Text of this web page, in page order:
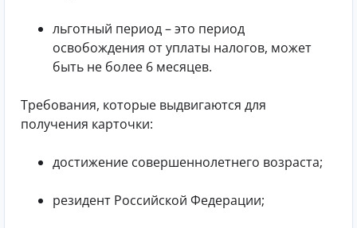
льготный период – это период
освобождения от уплаты налогов, может
быть не более 6 месяцев.
Требования, которые выдвигаются для
получения карточки:
достижение совершеннолетнего возраста;
резидент Российской Федерации;